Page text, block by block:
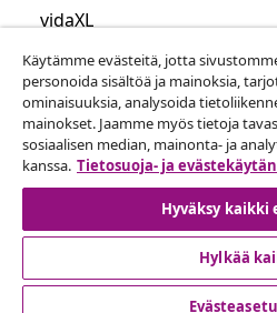
vidaXL
Löydä lisää
© 2008-2026 vidaXL
Europe B.V.
Käytämme evästeitä, jotta
personoida sisältöä ja mainoksia,
ominaisuuksia, analysoida
mainokset. Jaamme myös tietoja
sosiaalisen median, mainonta- ja
kanssa. Tietosuoja- ja
Hyväksy kaikki
Hylkää